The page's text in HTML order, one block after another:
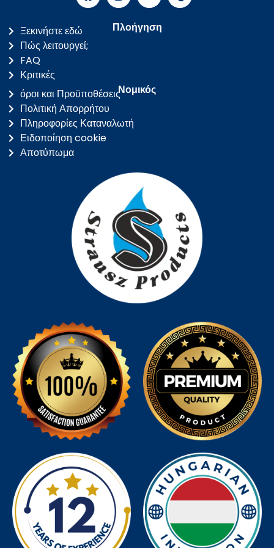
Πλοήγηση
Ξεκινήστε εδώ
Πώς λειτουργεί;
FAQ
Κριτικές
Νομικός
όροι και Προϋποθέσεις
Πολιτική Απορρήτου
Πληροφορίες Καταναλωτή
Ειδοποίηση cookie
Αποτύπωμα